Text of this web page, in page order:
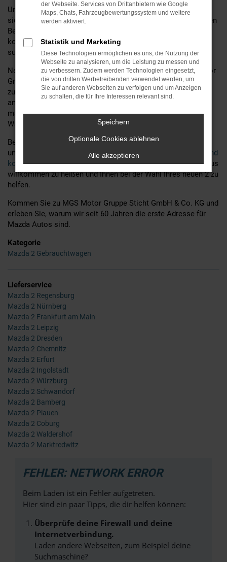
Unser erfahrenes Team steht Ihnen zur Seite, um
sicherzustellen, dass Sie das ideale Fahrzeug finden, das Ihren
Bedürfnissen und Wünschen entspricht. Egal, ob Sie ein
kompaktes Stadtfahrzeug oder ein geräumiges Familienauto
suchen – wir haben das passende Modell für Sie.
Neben einer umfassenden Beratung bieten wir bei MGS Motor
Gruppe Sticht GmbH & Co. KG auch eine Vielzahl von
zusätzlichen Services an, um Ihr Mazda Fahrerlebnis noch
angenehmer zu gestalten. Dazu gehören unter anderem
maßgeschneiderte Finanzierungsangebote, professionelle
Wartungsdienste und attraktive Leasingoptionen.
Besuchen Sie uns noch heute und entdecken Sie die Vielfalt
und Qualität unserer Mazda Fahrzeuge.
Unser freundliches und
kompetentes Teamfreut sich darauf, Sie in unserem Autohaus
willkommen zu heißen und Ihnen bei der Wahl Ihres neuen 2 zu
helfen.
Kommen Sie zu MGS Motor Gruppe Sticht GmbH & Co. KG und
erleben Sie, warum wir seit 60 Jahren die erste Adresse für
Mazda Autos sind.
Kategorie
Mazda 2 Gebrauchtwagen
Lieferservice
Mazda 2 Regensburg
Mazda 2 Nürnberg
Mazda 2 Frankfurt am Main
Mazda 2 Leipzig
Mazda 2 Dresden
Mazda 2 Chemnitz
Mazda 2 Erfurt
Mazda 2 Ingolstadt
Mazda 2 Würzburg
Mazda 2 Schwandorf
Mazda 2 Bamberg
Mazda 2 Plauen
Mazda 2 Coburg
Mazda 2 Waldershof
Mazda 2 Marktredwitz
FEHLER: NETWORK ERROR
Beim Laden ist ein Fehler aufgetreten.
Hier sind ein paar Tipps, die dir helfen können:
Überprüfe deine Firewall und deine
Internetverbindung.
Laden andere Webseiten, zum Beispiel deine
Suchmaschine?
der Webseite. Services von Drittanbietern wie Google
Maps, Chats, Fahrzeugbewertungssystem und weitere
werden aktiviert.
Statistik und Marketing
Diese Technologien ermöglichen es uns, die Nutzung der
Webseite zu analysieren, um die Leistung zu messen und
zu verbessern. Zudem werden Technologien eingesetzt,
die von dritten Werbetreibenden verwendet werden, um
Sie auf anderen Webseiten zu verfolgen und um Anzeigen
zu schalten, die für Ihre Interessen relevant sind.
Speichern
Optionale Cookies ablehnen
Alle akzeptieren